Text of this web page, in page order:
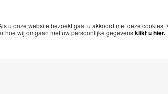
u onze website bezoekt gaat u akkoord met deze
hoe wij omgaan met uw persoonlijke gegevensklikt u hier.